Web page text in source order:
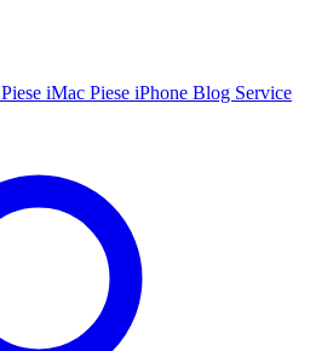
Piese iMac Piese iPhone Blog Service